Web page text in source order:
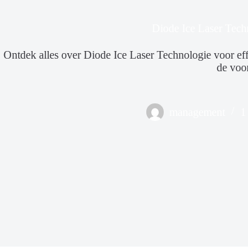
Ontdek alles over Diode Ice Laser Technologie voor
de